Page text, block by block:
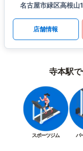
名古屋市緑区高根山
店舗情報
寺本駅
スポーツジム パ